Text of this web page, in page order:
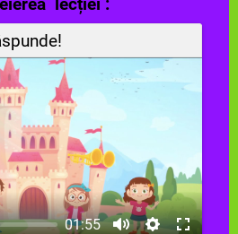
lecției :
01:55